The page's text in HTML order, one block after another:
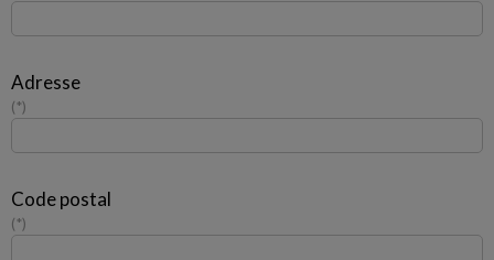
Adresse
*
Code postal
*